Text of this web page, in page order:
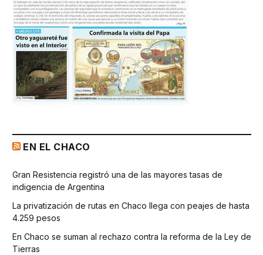
EN EL CHACO
Gran Resistencia registró una de las mayores tasas de
indigencia de Argentina
La privatización de rutas en Chaco llega con peajes de hasta
4.259 pesos
En Chaco se suman al rechazo contra la reforma de la Ley de
Tierras